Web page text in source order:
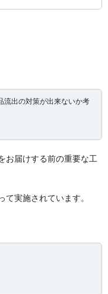
流出の対策が出来ないか考
お届けする前の重要な工
実施されています。